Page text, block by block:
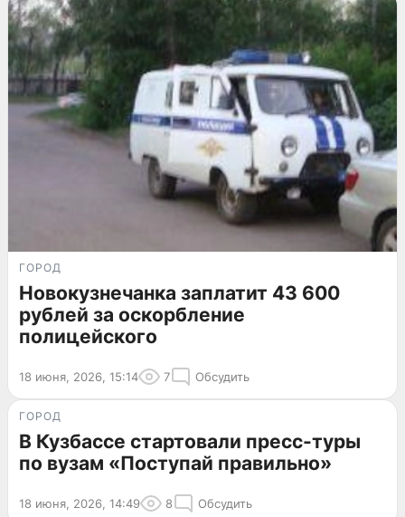
ГОРОД
Новокузнечанка заплатит 43 600
рублей за оскорбление
полицейского
18 июня, 2026, 15:14 7 Обсудить
ГОРОД
В Кузбассе стартовали пресс-туры
по вузам «Поступай правильно»
18 июня, 2026, 14:49 8 Обсудить